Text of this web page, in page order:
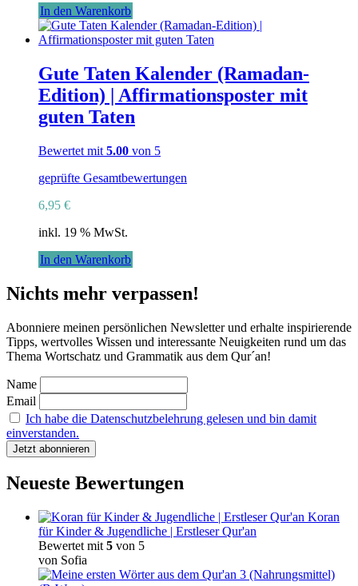
In den Warenkorb
Gute Taten Kalender (Ramadan-
Edition) | Affirmationsposter mit
guten Taten
Bewertet mit 5.00 von 5
geprüfte Gesamtbewertungen
6,95 €
inkl. 19 % MwSt.
In den Warenkorb
Nichts mehr verpassen!
Abonniere meinen persönlichen Newsletter und erhalte inspirierende
Tipps, wertvolles Wissen und interessante Neuigkeiten rund um das
Thema Wortschatz und Grammatik aus dem Qur´an!
Name
Email
Ich habe die Datenschutzbelehrung gelesen und bin damit
einverstanden.
Neueste Bewertungen
Koran
für Kinder & Jugendliche | Erstleser Qur'an
Bewertet mit 5 von 5
von Sofia